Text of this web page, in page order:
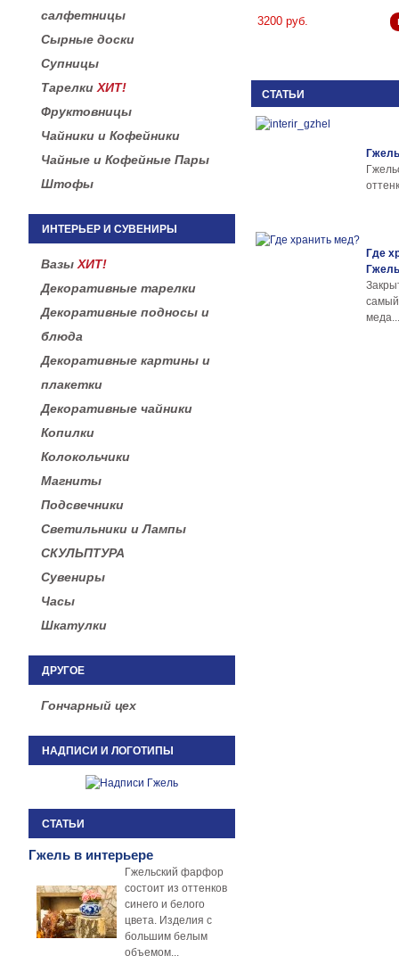
салфетницы
Сырные доски
Супницы
Тарелки ХИТ!
Фруктовницы
Чайники и Кофейники
Чайные и Кофейные Пары
Штофы
ИНТЕРЬЕР И СУВЕНИРЫ
Вазы ХИТ!
Декоративные тарелки
Декоративные подносы и
блюда
Декоративные картины и
плакетки
Декоративные чайники
Копилки
Колокольчики
Магниты
Подсвечники
Светильники и Лампы
СКУЛЬПТУРА
Сувениры
Часы
Шкатулки
ДРУГОЕ
Гончарный цех
НАДПИСИ И ЛОГОТИПЫ
СТАТЬИ
Гжель в интерьере
Гжельский фарфор
состоит из оттенков
синего и белого
цвета. Изделия с
большим белым
объемом...
3200 руб.
СТАТЬИ
Где
Гжель
меда...